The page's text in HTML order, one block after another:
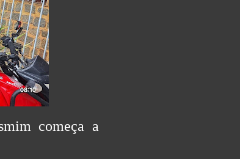
começa a